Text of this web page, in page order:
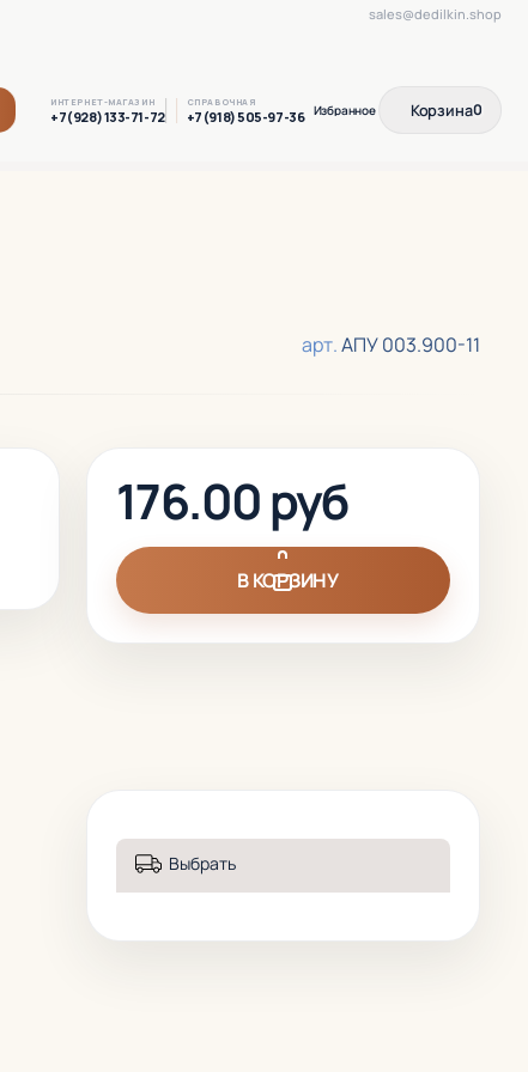
sales@dedilkin.shop
ИНТЕРНЕТ-МАГАЗИН
+7(928) 133-71-72
СПРАВОЧНАЯ
+7(918) 505-97-36 Корзина0
арт.АПУ 003.900-11
176.00 руб
В КОРЗИНУ
Выбрать